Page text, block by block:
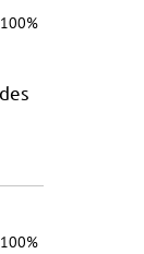
100%
100%